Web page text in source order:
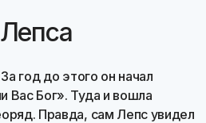
год до этого он начал
Вас Бог». Туда и вошла
Правда, сам Лепс увидел